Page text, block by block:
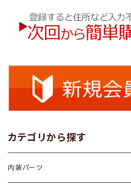
カテゴリから探す
内装パーツ